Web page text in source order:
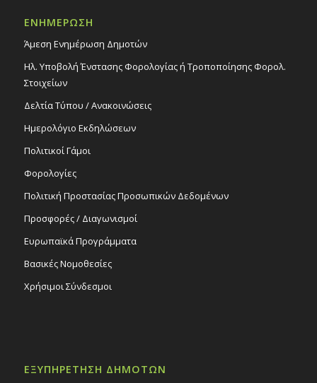
ΕΝΗΜΕΡΩΣΗ
Άμεση Ενημέρωση Δημοτών
Ηλ. Υποβολή Ένστασης Φορολογίας ή Τροποποίησης Φορολ.
Στοιχείων
Δελτία Τύπου / Ανακοινώσεις
Ημερολόγιο Εκδηλώσεων
Πολιτικοί Γάμοι
Φορολογίες
Πολιτική Προστασίας Προσωπικών Δεδομένων
Προσφορές / Διαγωνισμοί
Ευρωπαϊκά Προγράμματα
Βασικές Νομοθεσίες
Χρήσιμοι Σύνδεσμοι
ΕΞΥΠΗΡΕΤΗΣΗ ΔΗΜΟΤΩΝ